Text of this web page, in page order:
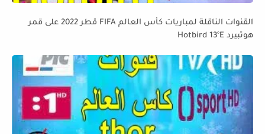
القنوات الناقلة لمباريات كأس العالم FIFA قطر 2022 على قمر
هوتبيرد Hotbird 13°E